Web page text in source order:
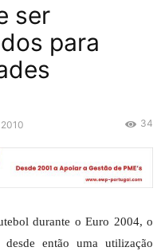
ser
para
34
durante o Euro 2004, o
então uma utilização